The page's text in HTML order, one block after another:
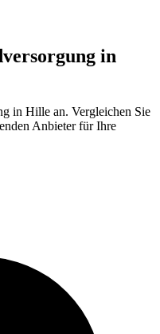
in
in Hille an. Vergleichen Sie
Anbieter für Ihre